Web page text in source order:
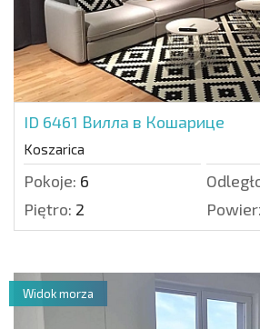
ID 6461 Вилла в Кошарице
Koszarica
Pokoje: 6
Piętro: 2
Widok morza